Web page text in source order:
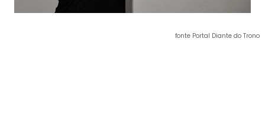
fonte Portal Diante do Trono